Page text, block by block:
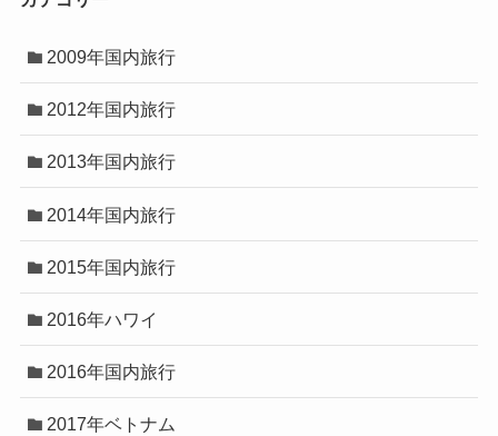
2009年国内旅行
2012年国内旅行
2013年国内旅行
2014年国内旅行
2015年国内旅行
2016年ハワイ
2016年国内旅行
2017年ベトナム